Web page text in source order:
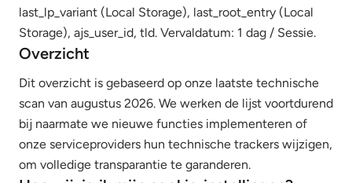
last_lp_variant (Local Storage), last_root_entry (Local
Storage), ajs_user_id, tld. Vervaldatum: 1 dag / Sessie.
Overzicht
Dit overzicht is gebaseerd op onze laatste technische
scan van augustus 2026. We werken de lijst voortdurend
bij naarmate we nieuwe functies implementeren of
onze serviceproviders hun technische trackers wijzigen,
om volledige transparantie te garanderen.